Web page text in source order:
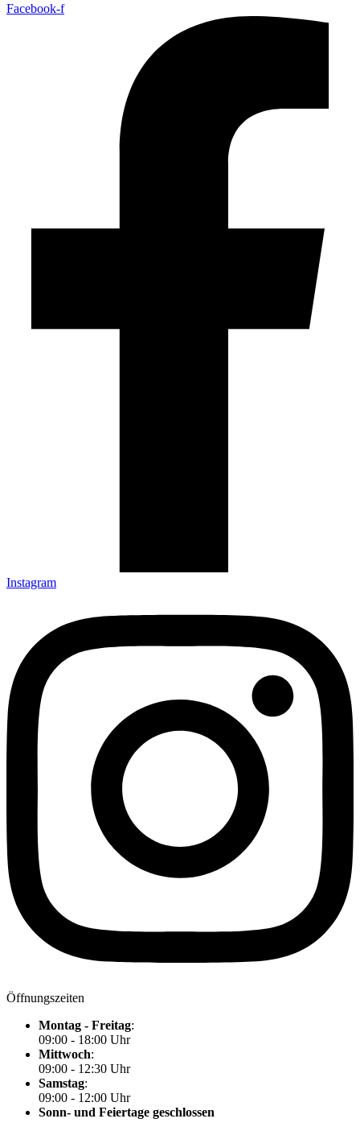
Facebook-f
Instagram
Öffnungszeiten
Montag - Freitag:
09:00 - 18:00 Uhr
Mittwoch:
09:00 - 12:30 Uhr
Samstag:
09:00 - 12:00 Uhr
Sonn- und Feiertage geschlossen